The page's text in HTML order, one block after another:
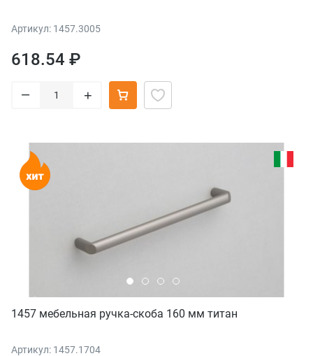
Артикул: 1457.3005
618.54 ₽
– +
1457 мебельная ручка-скоба 160 мм титан
Артикул: 1457.1704